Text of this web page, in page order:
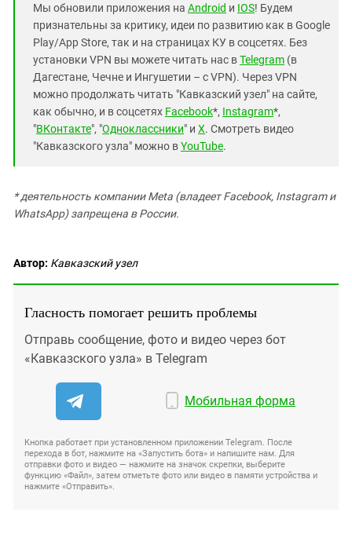
Мы обновили приложения на Android и IOS! Будем
признательны за критику, идеи по развитию как в Google
Play/App Store, так и на страницах КУ в соцсетях. Без
установки VPN вы можете читать нас вTelegram (в
Дагестане, Чечне и Ингушетии – с VPN). Через VPN
можно продолжать читать "Кавказский узел" на сайте,
как обычно, и в соцсетях Facebook*, Instagram*,
"ВКонтакте", "Одноклассники" и X. Смотреть видео
"Кавказского узла" можно вYouTube.
* деятельность компании Meta (владеет Facebook, Instagram и
WhatsApp) запрещена в России.
Автор: Кавказский узел
Гласность помогает решить проблемы
Отправь сообщение, фото и видео через бот
«Кавказского узла» в Telegram
Мобильная форма
Кнопка работает при установленном приложении Telegram. После
перехода в бот, нажмите на «Запустить бота» и напишите нам. Для
отправки фото и видео — нажмите на значок скрепки, выберите
функцию «Файл», затем отметьте фото или видео в памяти устройства и
нажмите «Отправить».